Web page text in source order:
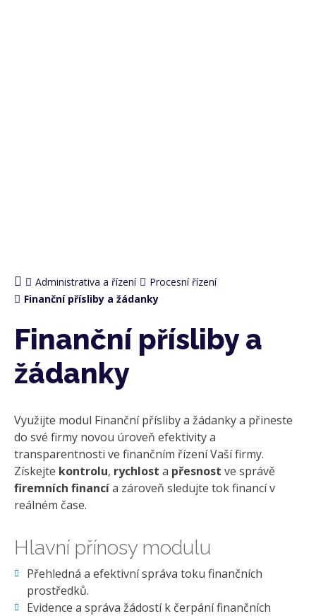
Administrativa a řízení
Procesní řízení
Finanční přísliby a žádanky
Finanční přísliby a
žádanky
Využijte modul Finanční přísliby a žádanky a přineste
do své firmy novou úroveň efektivity a
transparentnosti ve finančním řízení Vaší firmy.
Získejte kontrolu, rychlost a přesnost ve správě
firemních financía zároveň sledujte tok financí v
reálném čase.
Hlavní přínosy modulu
Přehledná a efektivní správa toku finančních
prostředků.
Evidence a správa žádostí k čerpání finančních